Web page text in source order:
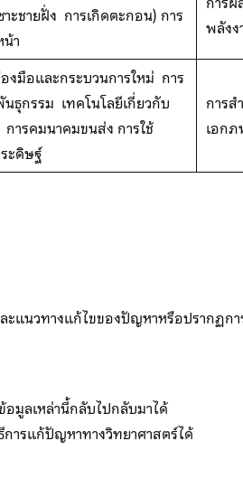
าะชายฝั่ง การเกิดตะกอน) การ
า
พลังง
งมือและกระบวนการใหม่ การ
ธุกรรม เทคโนโลยีเกี่ยวกับ
ารคมนาคมขนส่ง การใช้
ะดิษฐ์
การส
เอก
ะแนวทางแก้ไขของปัญหาหรือปรากฏ
มูลเหล่านี้กลับไปกลับมาได้
ารแก้ปัญหาทางวิทยาศาสตร์ได้